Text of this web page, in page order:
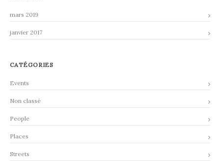
mars 2019
janvier 2017
CATÉGORIES
Events
Non classé
People
Places
Streets